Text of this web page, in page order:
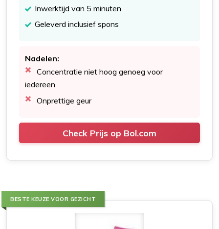
Inwerktijd van 5 minuten
Geleverd inclusief spons
Nadelen:
Concentratie niet hoog genoeg voor
iedereen
Onprettige geur
Check Prijs op Bol.com
BESTE KEUZE VOOR GEZICHT